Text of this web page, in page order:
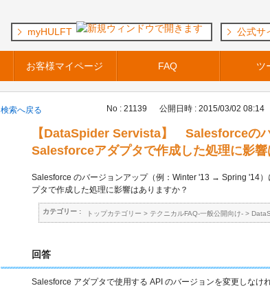
お客様マイページ FAQ ツ
myHULFT 公式サ
検索へ戻る No : 21139 公開日時 : 2015/03/02 08:14
【DataSpider Servista】 Salesforceの
Salesforceアダプタで作成した処理に影響
Salesforce のバージョンアップ（例：Winter '13 → Spring '14
プタで作成した処理に影響はありますか？
カテゴリー : トップカテゴリー > テクニカルFAQ-一般公開向け->
回答
Salesforce アダプタで使用する API のバージョンを変更しなけ